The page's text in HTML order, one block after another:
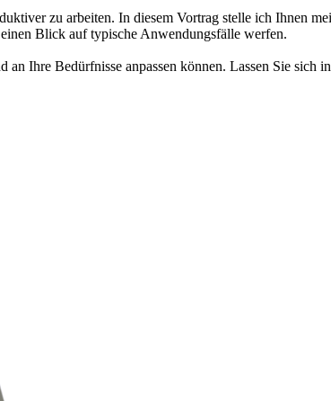
zu arbeiten. In diesem Vortrag stelle ich Ihnen
Blick auf typische Anwendungsfälle werfen.
Ihre Bedürfnisse anpassen können. Lassen Sie